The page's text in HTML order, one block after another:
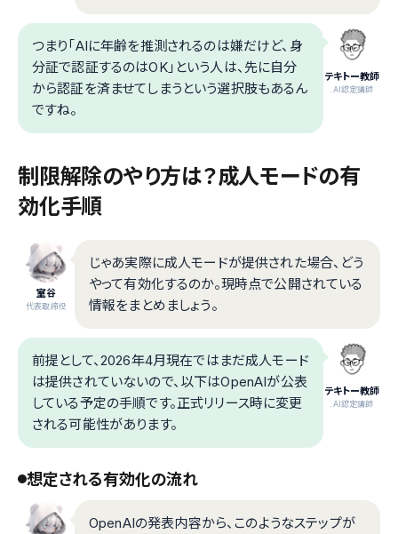
テキトー教師
.AI認定講師
つまり「AIに年齢を推測されるのは嫌だけど、身
分証で認証するのはOK」という人は、先に自分
から認証を済ませてしまうという選択肢もあるん
ですね。
制限解除のやり方は？成人モードの有
効化手順
室谷
代表取締役
じゃあ実際に成人モードが提供された場合、どう
やって有効化するのか。現時点で公開されている
情報をまとめましょう。
テキトー教師
.AI認定講師
前提として、2026年4月現在ではまだ成人モード
は提供されていないので、以下はOpenAIが公表
している予定の手順です。正式リリース時に変更
される可能性があります。
想定される有効化の流れ
OpenAIの発表内容から、このようなステップが